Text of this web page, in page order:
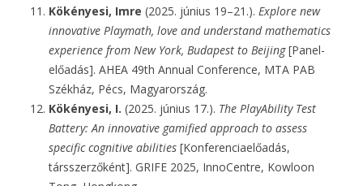
Kökényesi, Imre (2025. június 19–21.). Explore new
innovative Playmath, love and understand mathematics
experience from New York, Budapest to Beijing[Panel-
előadás]. AHEA 49th Annual Conference, MTA PAB
Székház, Pécs, Magyarország.
Kökényesi, I. (2025. június 17.). The PlayAbility Test
Battery: An innovative gamified approach to assess
specific cognitive abilities [Konferenciaelőadás,
társszerzőként]. GRIFE 2025, InnoCentre, Kowloon